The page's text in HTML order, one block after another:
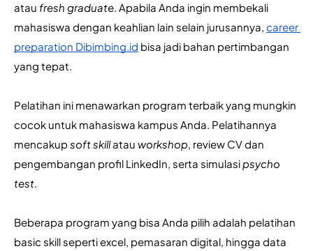
atau fresh graduate. Apabila Anda ingin membekali
mahasiswa dengan keahlian lain selain jurusannya, career
preparation Dibimbing.id bisa jadi bahan pertimbangan
yang tepat.
Pelatihan ini menawarkan program terbaik yang mungkin
cocok untuk mahasiswa kampus Anda. Pelatihannya
mencakup soft skill atau workshop, review CV dan
pengembangan profil LinkedIn, serta simulasi psycho
test.
Beberapa program yang bisa Anda pilih adalah pelatihan
basic skill seperti excel, pemasaran digital, hingga data